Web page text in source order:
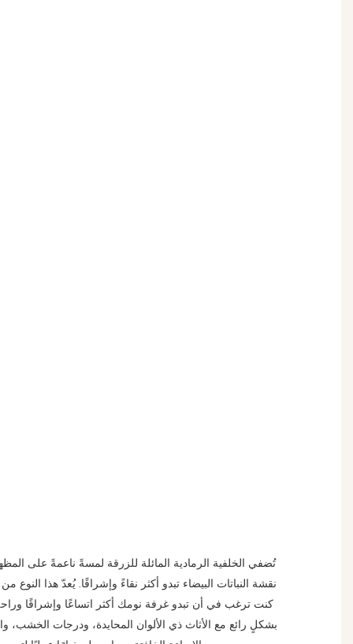
تُضفي الخلفية الرمادية المائلة للزرقة لمسةً ناعمةً على
نقشة النباتات البيضاء تبدو أكثر نقاءً وإشراقًا. يُعدّ هذا النوع من
كنت ترغب في أن تبدو غرفة نومك أكثر اتساعًا وإشراقًا
بشكلٍ رائع مع الأثاث ذي الألوان المحايدة، ودرجات الخشب،